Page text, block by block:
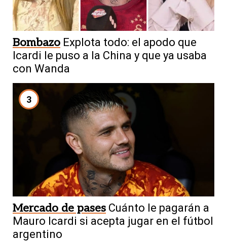
Bombazo Explota todo: el apodo que
Icardi le puso a la China y que ya usaba
con Wanda
3
Mercado de pases Cuánto le pagarán a
Mauro Icardi si acepta jugar en el fútbol
argentino